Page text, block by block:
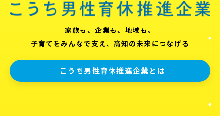
家族も、企業も、地域も。
子育てをみんなで支え、高知の未来につなげる
こうち男性育休推進企業とは